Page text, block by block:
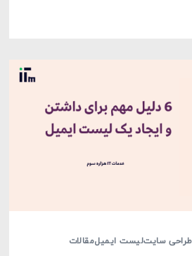
طراحی سایتلیست ایمیلمقالات